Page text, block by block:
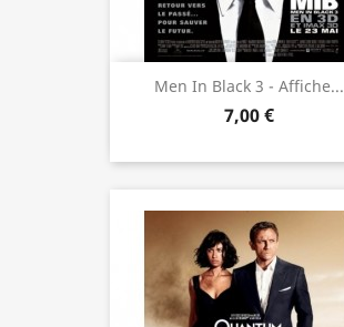
Men In Black 3 - Affiche...
7,00 €